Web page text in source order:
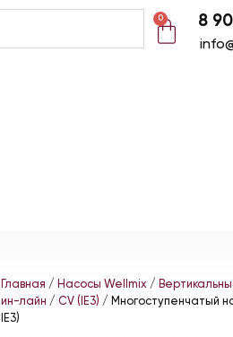
0 8
Главная / Насосы Wellmix/
ин-лайн / CV (IE3) / Многоступенчатый
IE3)